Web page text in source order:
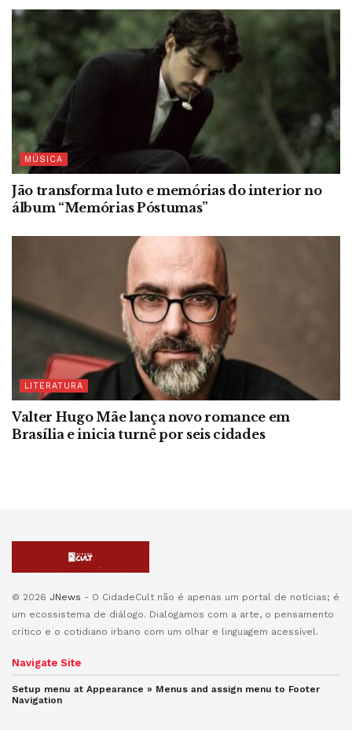
MÚSICA
Jão transforma luto e memórias do interior no
álbum “Memórias Póstumas”
LITERATURA
Valter Hugo Mãe lança novo romance em
Brasília e inicia turnê por seis cidades
© 2026 JNews - O CidadeCult não é apenas um portal de notícias; é
um ecossistema de diálogo. Dialogamos com a arte, o pensamento
crítico e o cotidiano irbano com um olhar e linguagem acessível.
Navigate Site
Setup menu at Appearance » Menus and assign menu to Footer
Navigation